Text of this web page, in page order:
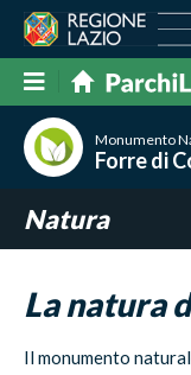
Monumento
Forre di
Natura
La natura
Il monumento